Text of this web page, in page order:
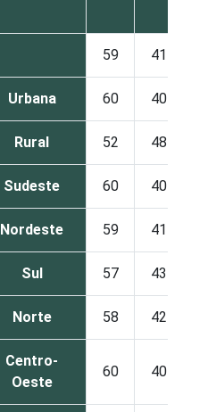
59 41
Urbana 60 40
Rural 52 48
Sudeste 60 40
Nordeste 59 41
Sul 57 43
Norte 58 42
Centro-
Oeste
60 40